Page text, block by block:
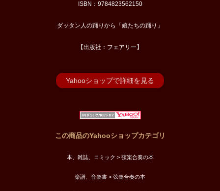
ISBN：9784823562150
ダッタン人の踊りから「娘たちの踊り」
【出版社：フェアリー】
Yahooショップで詳細を見る
この商品のYahooショップカテゴリ
本、雑誌、コミック > 弦楽合奏の本
楽譜、音楽書 > 弦楽合奏の本